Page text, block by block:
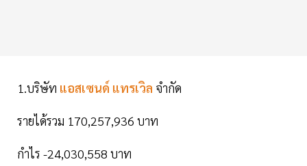
1.บริษัท แอสเซนด์ แทรเวิล จำกัด
รายได้รวม 170,257,936 บาท
กำไร -24,030,558 บาท